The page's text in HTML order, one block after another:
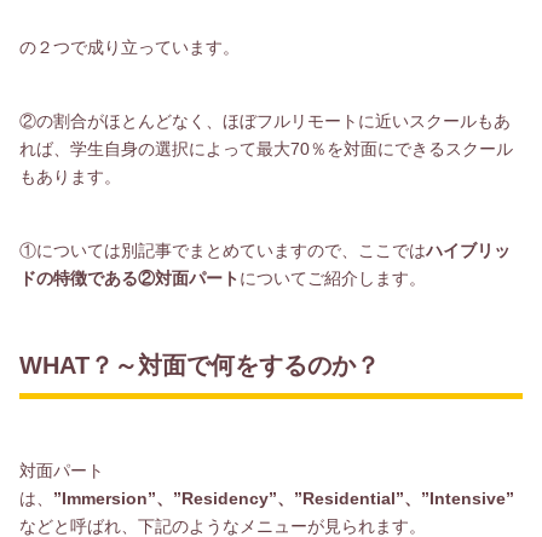
の２つで成り立っています。
②の割合がほとんどなく、ほぼフルリモートに近いスクールもあ
れば、学生自身の選択によって最大70％を対面にできるスクール
もあります。
①については別記事でまとめていますので、ここではハイブリッ
ドの特徴である②対面パート についてご紹介します。
WHAT？～対面で何をするのか？
対面パート
は、 ”Immersion”、”Residency”、”Residential”、”Intensive”
などと呼ばれ、下記のようなメニューが見られます。